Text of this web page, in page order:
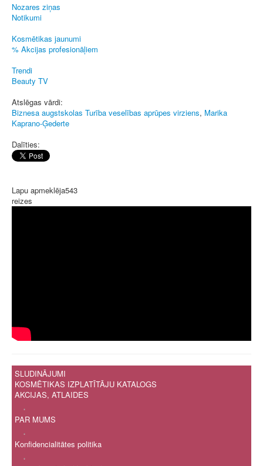
Nozares ziņas
Notikumi
Kosmētikas jaunumi
% Akcijas profesionāļiem
Trendi
Beauty TV
Atslēgas vārdi:
Biznesa augstskolas Turība veselības aprūpes virziens, Marika
Kaprano-Ģederte
Dalīties:
Lapu apmeklēja543
reizes
SLUDINĀJUMI
KOSMĒTIKAS IZPLATĪTĀJU KATALOGS
AKCIJAS, ATLAIDES
.
PAR MUMS
.
Konfidencialitātes politika
.